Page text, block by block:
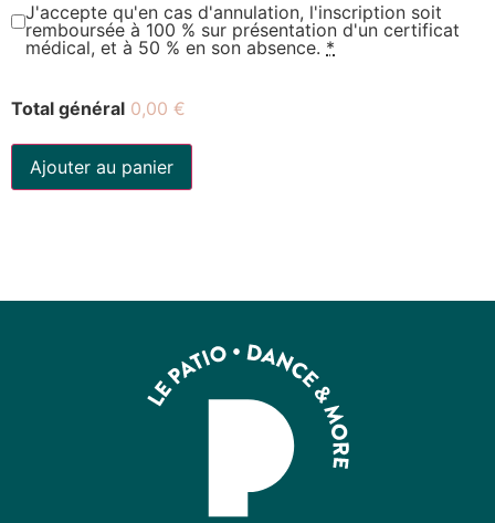
J'accepte qu'en cas d'annulation, l'inscription soit
remboursée à 100 % sur présentation d'un certificat
médical, et à 50 % en son absence. *
Total général 0,00 €
Ajouter au panier